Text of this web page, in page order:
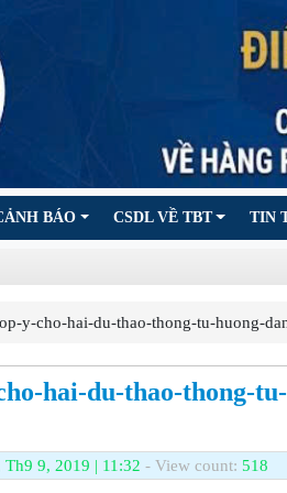
BÁO CSDL VỀ TBT TIN
cho-hai-du-thao-thong-tu-huong-
hai-du-thao-thong-
Th9 9, 2019 | 11:32 - View count: 518